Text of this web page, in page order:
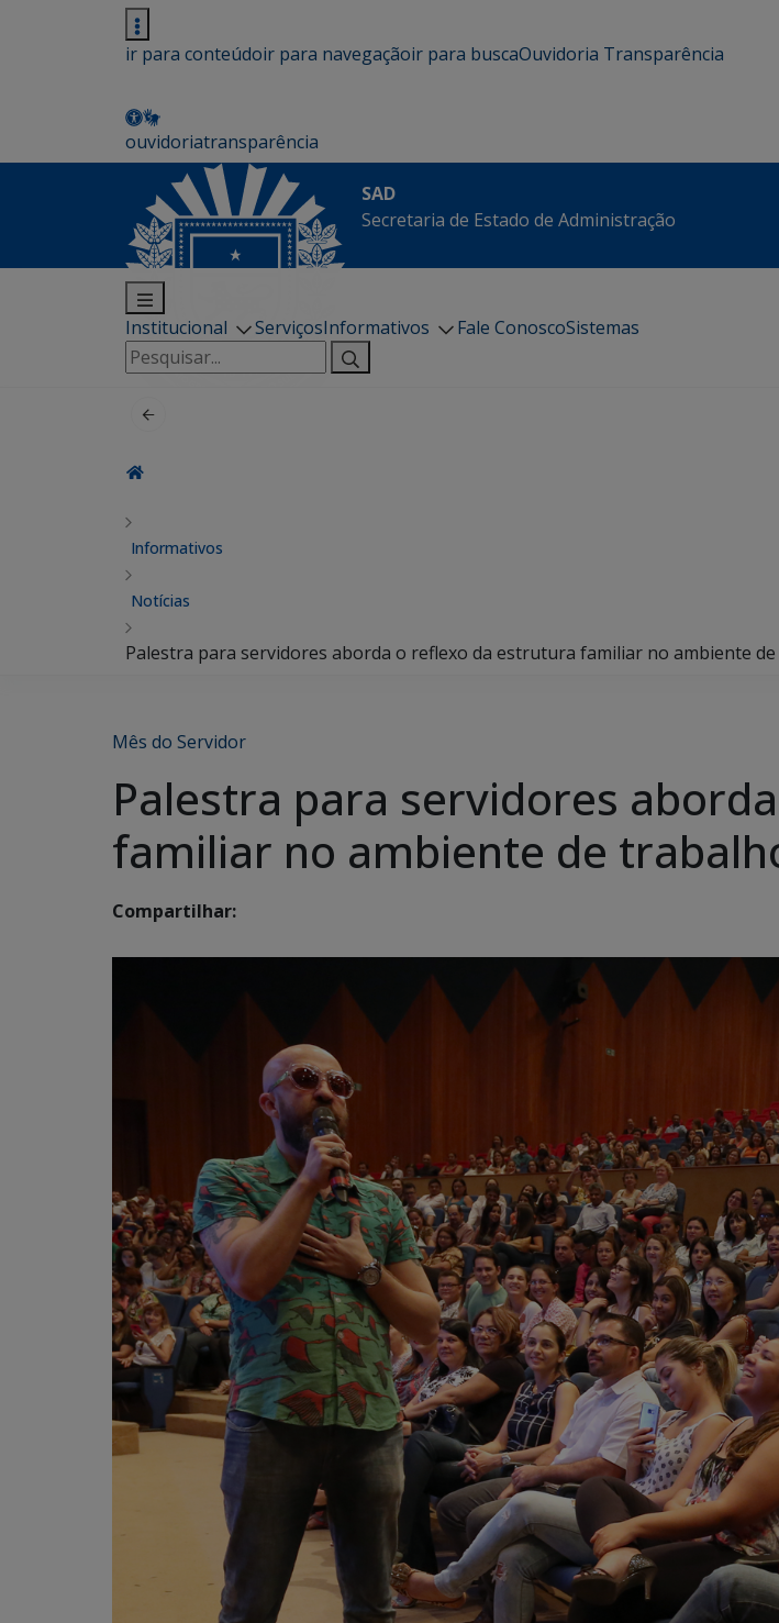
ir para conteúdoir para navegaçãoir para buscaOuvidoria Transparência
ouvidoriatransparência
SAD
Secretaria de Estado de Administração
Institucional ServiçosInformativos Fale ConoscoSistemas
Pesquisar
por:
Informativos
Notícias
Palestra para servidores aborda o reflexo da estrutura familiar no ambiente
Mês do Servidor
Palestra para servidores
familiar no ambiente de
Compartilhar: